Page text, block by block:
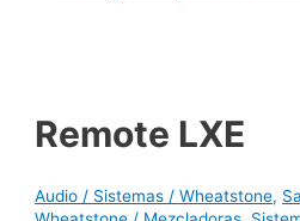
Remote LXE
Audio / Sistemas / Wheatstone,